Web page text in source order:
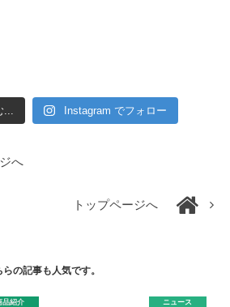
... Instagram でフォロー
へ
トップページへ
らの記事も人気です。
品紹介 ニュース